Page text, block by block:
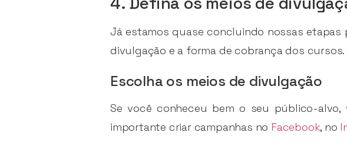
Já estamos quase concluindo nossas etapas
divulgação e a forma de cobrança dos cursos.
Escolha os meios de divulgação
Se você conheceu bem o seu público-
importante criar campanhas no Facebook, no